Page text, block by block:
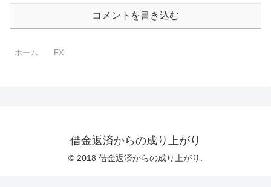
コメントを書き込む
ホーム FX
借金返済からの成り上がり
© 2018 借金返済からの成り上がり.